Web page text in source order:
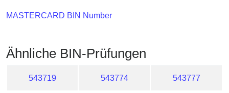
MASTERCARD BIN Number
Ähnliche BIN-Prüfungen
543719 543774 543777